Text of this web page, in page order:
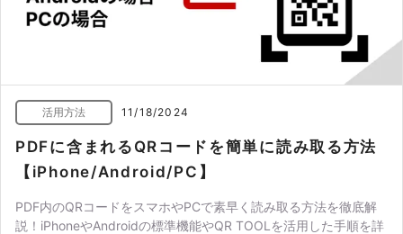
活用方法 11/18/2024
PDFに含まれるQRコードを簡単に読み取る方法
【iPhone/Android/PC】
PDF内のQRコードをスマホやPCで素早く読み取る方法を徹底解
説！iPhoneやAndroidの標準機能やQR TOOLを活用した手順を詳